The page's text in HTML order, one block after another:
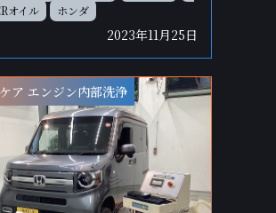
オイル
ホンダ
2023年11月25日
ア エンジン内部洗浄